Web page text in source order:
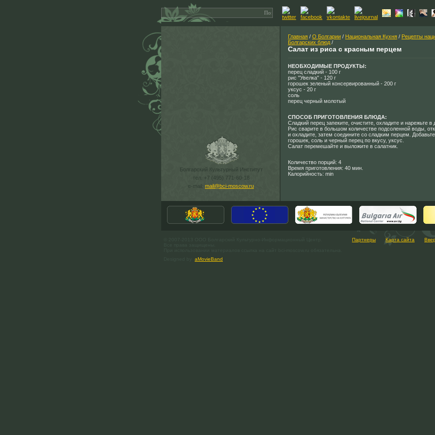
Болгарский Культурный Институт
тел. +7 (495) 771-60-18
e-mail: mail@bci-moscow.ru
Главная / О Болгарии / Национальная Кухня / Рецепты
Болгарских блюд /
Салат из риса с красным перцем
НЕОБХОДИМЫЕ ПРОДУКТЫ:
перец сладкий - 100 г
рис "Увелка" - 120 г
горошек зеленый консервированный - 200 г
уксус - 20 г
соль
перец черный молотый
СПОСОБ ПРИГОТОВЛЕНИЯ БЛЮДА:
Сладкий перец запеките, очистите, охладите и нарежьте в
Рис сварите в большом количестве подсоленной воды,
и охладите, затем соедините со сладким перцем.
горошек, соль и черный перец по вкусу, уксус.
Салат перемешайте и выложите в салатник.
Количество порций: 4
Время приготовления: 40 мин.
Калорийность: min
aMovieBand
Партнеры Карта сайта